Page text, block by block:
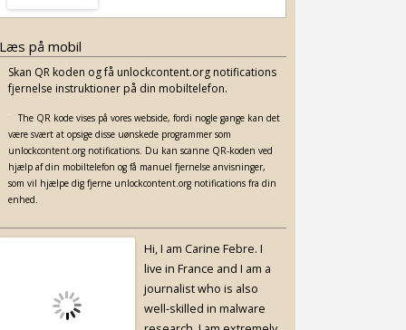
Læs på mobil
Skan QR koden og få unlockcontent.org notifications
fjernelse instruktioner på din mobiltelefon.
The QR kode vises på vores webside, fordi nogle gange kan det
være svært at opsige disse uønskede programmer som
unlockcontent.org notifications. Du kan scanne QR-koden ved
hjælp af din mobiltelefon og få manuel fjernelse anvisninger,
som vil hjælpe dig fjerne unlockcontent.org notifications fra din
enhed.
Hi, I am Carine Febre. I
live in France and I am a
journalist who is also
well-skilled in malware